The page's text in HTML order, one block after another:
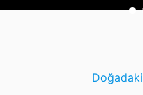
Doğadaki